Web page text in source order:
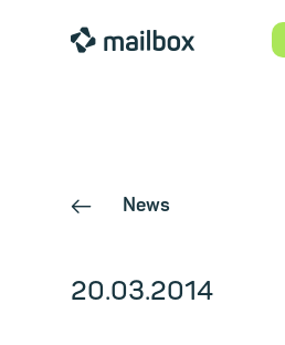
mailbox
← News
20.03.2014